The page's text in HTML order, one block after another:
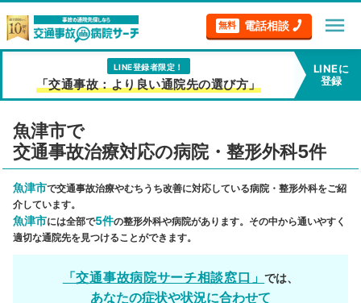
無料 電話相談 menu
LINE登録者限定！
「交通事故：より良い通院先の選び方」
LINEに
登録
魚津市で
交通事故治療対応の病院・整形外科5件
魚津市で交通事故治療やむちうち改善に対応している病院・整形外科をご紹
介しています。
魚津市には全部で5件の整形外科や病院があります。その中から通いやすく
適切な通院先を見つけることができます。
「交通事故病院サーチ相談窓口」では、
あなたの症状や状況に合わせて